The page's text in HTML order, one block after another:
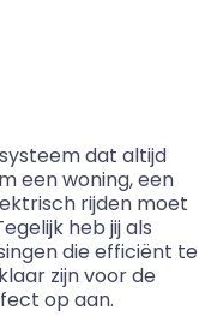
dat altijd
eenwoning,een
rijden moet
heb jijals
die efficiënt te
klaar zijnvoorde
op aan.